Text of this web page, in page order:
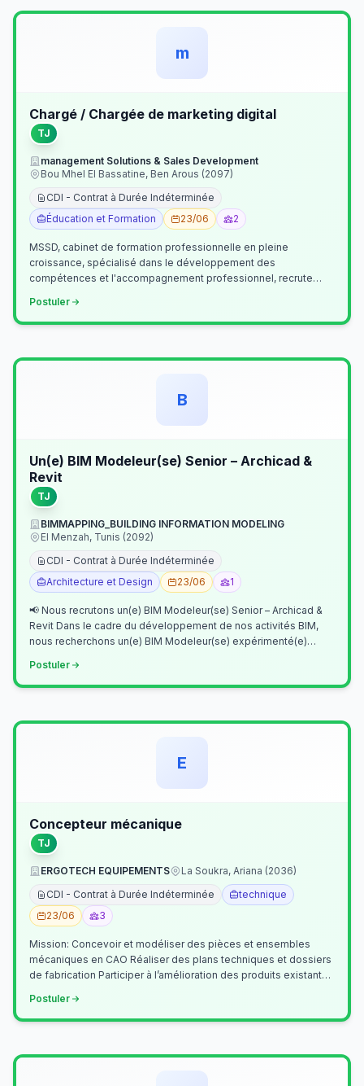
m
Chargé / Chargée de marketing digital
TJ
management Solutions & Sales Development
Bou Mhel El Bassatine, Ben Arous (2097)
CDI - Contrat à Durée Indéterminée
Éducation et Formation
23/06 2
MSSD, cabinet de formation professionnelle en pleine
croissance, spécialisé dans le développement des
compétences et l'accompagnement professionnel, recrute
Postuler
B
Un(e) BIM Modeleur(se) Senior – Archicad &
Revit
TJ
BIMMAPPING_BUILDING INFORMATION MODELING
El Menzah, Tunis (2092)
CDI - Contrat à Durée Indéterminée
Architecture et Design
23/06 1
📢 Nous recrutons un(e) BIM Modeleur(se) Senior – Archicad &
Revit Dans le cadre du développement de nos activités BIM,
nous recherchons un(e) BIM Modeleur(se) expérimenté(e)
Postuler
E
Concepteur mécanique
TJ
ERGOTECH EQUIPEMENTS
La Soukra, Ariana (2036)
CDI - Contrat à Durée Indéterminée
technique
23/06
3
Mission: Concevoir et modéliser des pièces et ensembles
mécaniques en CAO Réaliser des plans techniques et dossiers
de fabrication Participer à l’amélioration des produits existants
Postuler